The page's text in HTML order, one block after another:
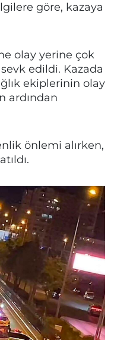
göre, kazaya
olay yerine çok
edildi. Kazada
ekiplerinin olay
ardından
önlemi alırken,